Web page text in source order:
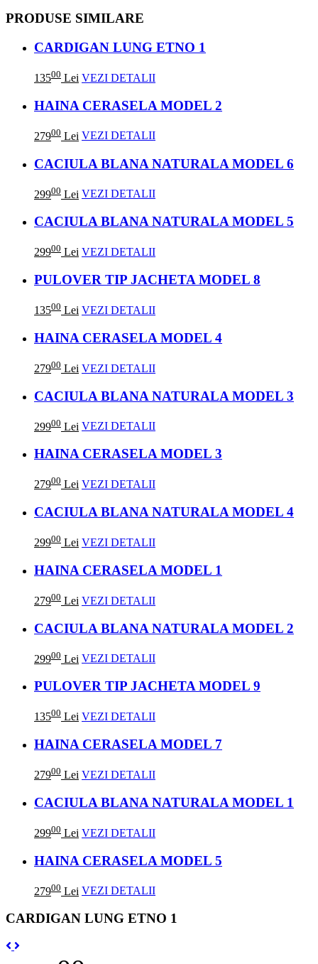
PRODUSE SIMILARE
CARDIGAN LUNG ETNO 1
13500 Lei VEZI DETALII
HAINA CERASELA MODEL 2
27900 Lei VEZI DETALII
CACIULA BLANA NATURALA MODEL 6
29900 Lei VEZI DETALII
CACIULA BLANA NATURALA MODEL 5
29900 Lei VEZI DETALII
PULOVER TIP JACHETA MODEL 8
13500 Lei VEZI DETALII
HAINA CERASELA MODEL 4
27900 Lei VEZI DETALII
CACIULA BLANA NATURALA MODEL 3
29900 Lei VEZI DETALII
HAINA CERASELA MODEL 3
27900 Lei VEZI DETALII
CACIULA BLANA NATURALA MODEL 4
29900 Lei VEZI DETALII
HAINA CERASELA MODEL 1
27900 Lei VEZI DETALII
CACIULA BLANA NATURALA MODEL 2
29900 Lei VEZI DETALII
PULOVER TIP JACHETA MODEL 9
13500 Lei VEZI DETALII
HAINA CERASELA MODEL 7
27900 Lei VEZI DETALII
CACIULA BLANA NATURALA MODEL 1
29900 Lei VEZI DETALII
HAINA CERASELA MODEL 5
27900 Lei VEZI DETALII
CARDIGAN LUNG ETNO 1
Previous